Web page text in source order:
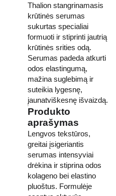
Thalion stangrinamasis
krūtinės serumas
sukurtas specialiai
formuoti ir stiprinti jautrią
krūtinės srities odą.
Serumas padeda atkurti
odos elastingumą,
mažina suglebimą ir
suteikia lygesnę,
jaunatviškesnę išvaizdą.
Produkto
aprašymas
Lengvos tekstūros,
greitai įsigeriantis
serumas intensyviai
drėkina ir stiprina odos
kolageno bei elastino
pluoštus. Formulėje